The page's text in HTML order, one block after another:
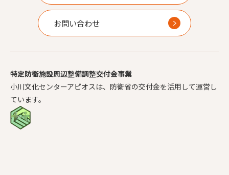
お問い合わせ
特定防衛施設周辺整備調整交付金事業
小川文化センターアピオスは、防衛省の交付金を活用して運営し
ています。